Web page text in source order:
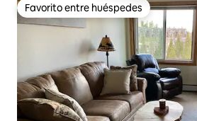
Favorito entre huéspedes
Favorito entre huéspedes